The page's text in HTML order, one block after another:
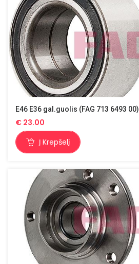
E46 E36 gal.guolis (FAG 713 6493 00)
€ 23.00
Į Krepšelį